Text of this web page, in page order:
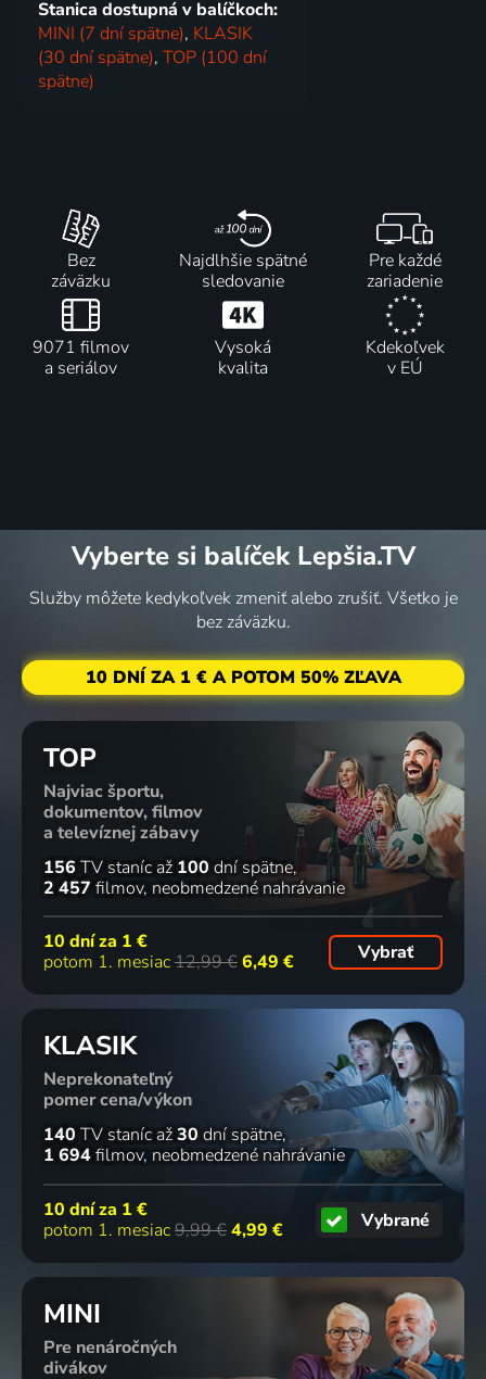
Stanica dostupná v balíčkoch:
MINI (7 dní spätne), KLASIK
(30 dní spätne),TOP (100 dní
spätne)
Bez
záväzku
Najdlhšie spätné
sledovanie
Pre každé
zariadenie
9071 filmov
a seriálov
Vysoká
kvalita
Kdekoľvek
v EÚ
Vyberte si balíček Lepšia.TV
Služby môžete kedykoľvek zmeniť alebo zrušiť. Všetko je
bez záväzku.
10 DNÍ ZA 1 € A POTOM 50% ZĽAVA
TOP
Najviac športu,
dokumentov, filmov
a televíznej zábavy
156 TV staníc až 100 dní spätne
2 457 filmov neobmedzené nahrávanie
10 dní za 1 €
potom 1. mesiac12,99 €6,49 € Vybrať
KLASIK
Neprekonateľný
pomer cena/výkon
140 TV staníc až30 dní spätne
1 694filmov neobmedzené nahrávanie
10 dní za 1 €
potom 1. mesiac9,99 €4,99 € Vybrané
MINI
Pre nenáročných
divákov